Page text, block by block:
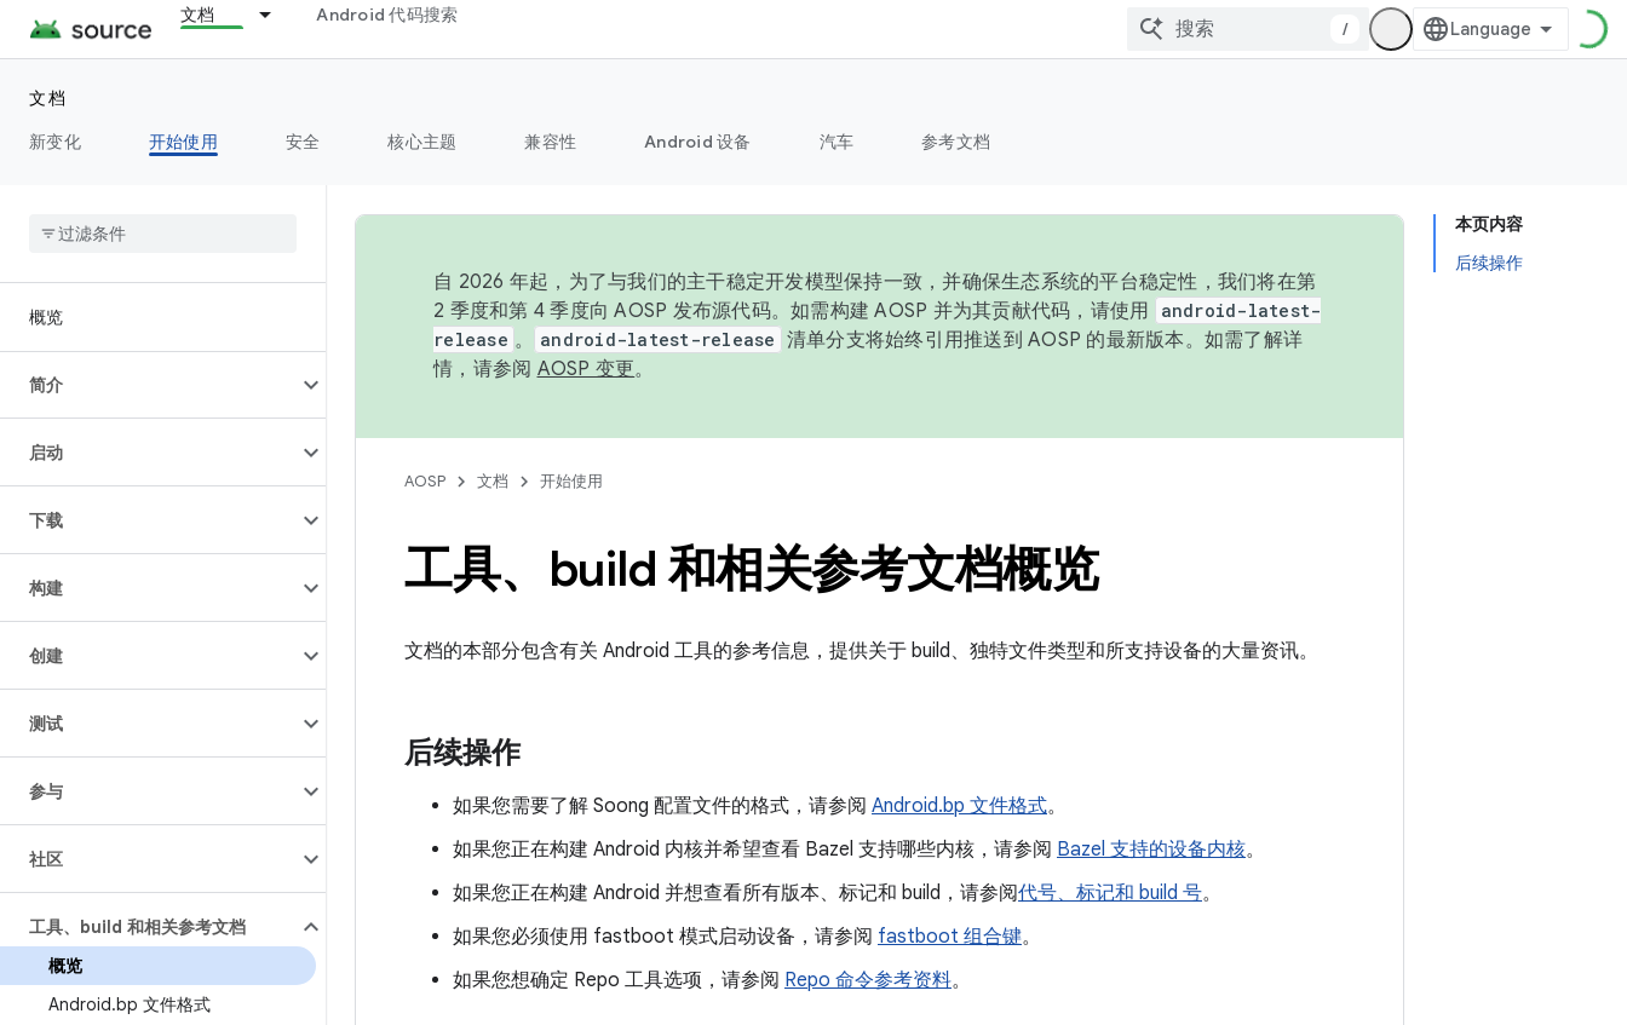
文档 Android 代码搜索
/
文档
新变化
开始使用 安全 核心主题 兼容性 Android 设备 汽车 参考文档
概览
简介
启动
下载
构建
创建
测试
参与
社区
工具、build 和相关参考文档
概览
Android.bp 文件格式
本页内容
后续操作
自 2026 年起，为了与我们的主干稳定开发模型保持一致，并确保生态系统的平台稳定性，我们将在第
2 季度和第 4 季度向 AOSP 发布源代码。如需构建 AOSP 并为其贡献代码，请使用
android-latest-
release 。 android-latest-release 清单分支将始终引用推送到 AOSP 的最新版本。如需了解详
情，请参阅 AOSP 变更。
AOSP 文档 开始使用
工具、build 和相关参考文档概览
文档的本部分包含有关 Android 工具的参考信息，提供关于 build、独特文件类型和所支持设备的大量资讯。
后续操作
如果您需要了解 Soong 配置文件的格式，请参阅 Android.bp 文件格式。
如果您正在构建 Android 内核并希望查看 Bazel 支持哪些内核，请参阅 Bazel 支持的设备内核。
如果您正在构建 Android 并想查看所有版本、标记和 build，请参阅代号、标记和 build 号。
如果您必须使用 fastboot 模式启动设备，请参阅 fastboot 组合键。
如果您想确定 Repo 工具选项，请参阅 Repo 命令参考资料。